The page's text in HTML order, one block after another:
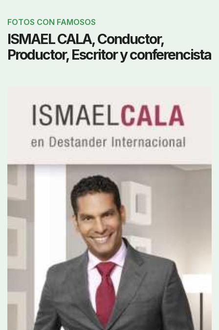
FOTOS CON FAMOSOS
ISMAEL CALA, Conductor,
Productor, Escritor y conferencista